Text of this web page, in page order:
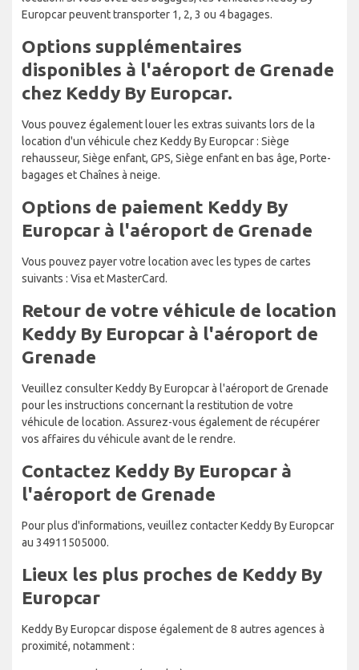
Europcar peuvent transporter 1, 2, 3 ou 4 bagages.
Options supplémentaires
disponibles à l'aéroport de Grenade
chez Keddy By Europcar.
Vous pouvez également louer les extras suivants lors de la
location d'un véhicule chez Keddy By Europcar : Siège
rehausseur, Siège enfant, GPS, Siège enfant en bas âge, Porte-
bagages et Chaînes à neige.
Options de paiement Keddy By
Europcar à l'aéroport de Grenade
Vous pouvez payer votre location avec les types de cartes
suivants : Visa et MasterCard.
Retour de votre véhicule de location
Keddy By Europcar à l'aéroport de
Grenade
Veuillez consulter Keddy By Europcar à l'aéroport de Grenade
pour les instructions concernant la restitution de votre
véhicule de location. Assurez-vous également de récupérer
vos affaires du véhicule avant de le rendre.
Contactez Keddy By Europcar à
l'aéroport de Grenade
Pour plus d'informations, veuillez contacter Keddy By Europcar
au 34911505000.
Lieux les plus proches de Keddy By
Europcar
Keddy By Europcar dispose également de 8 autres agences à
proximité, notamment :